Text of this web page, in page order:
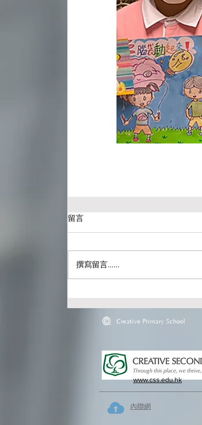
留言
撰寫留言......
Creative Primary School
www.css.edu.hk
內聯網